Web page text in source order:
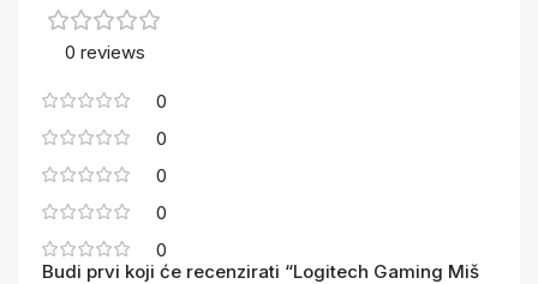
0 reviews
0
0
0
0
0
Budi prvi koji će recenzirati “Logitech Gaming Miš